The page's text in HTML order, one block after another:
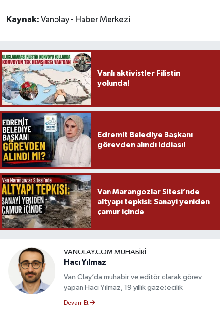
Kaynak: Vanolay - Haber Merkezi
Vanlı aktivistler Filistin
yolunda!
Edremit Belediye Başkanı
görevden alındı iddiası!
Van Marangozlar Sitesi’nde
altyapı tepkisi: Sanayi yeniden
çamur içinde
VANOLAY.COM MUHABIRI
Hacı Yılmaz
Van Olay’da muhabir ve editör olarak görev
yapan Hacı Yılmaz, 19 yıllık gazetecilik
deneyimiyle Van yerel gündemi başta olmak
Devam Et